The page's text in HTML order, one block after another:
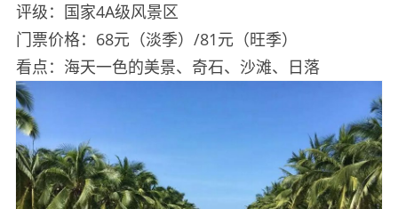
评级：国家4A级风景区
门票价格：68元（淡季）/81元（旺季）
看点：海天一色的美景、奇石、沙滩、日落